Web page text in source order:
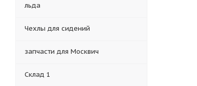
льда
Чехлы для сидений
запчасти для Москвич
Склад 1